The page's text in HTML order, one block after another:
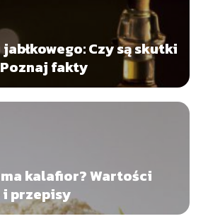
Czy są skutki
fakty
kalafior? Wartości
przepisy